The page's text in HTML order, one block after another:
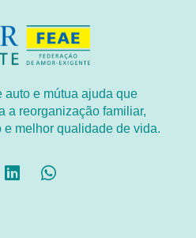
auto e mútua ajuda que
a reorganização familiar,
melhor qualidade de vida.